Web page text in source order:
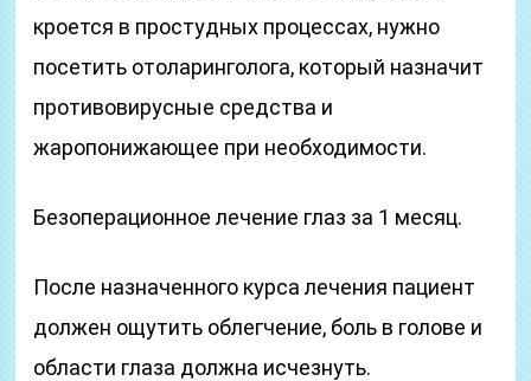
кроется в простудных процессах, нужно
посетить отоларинголога, который назначит
противовирусные средства и
жаропонижающее при необходимости.
Безоперационное лечение глаз за 1 месяц.
После назначенного курса лечения пациент
должен ощутить облегчение, боль в голове и
области глаза должна исчезнуть.